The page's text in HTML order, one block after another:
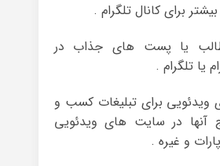
برای کانال تلگرام .
یا پست های جذاب در
یا تلگرام .
ویدئویی برای تبلیغات کسب و
آنها در سایت های ویدئویی
و غیره .